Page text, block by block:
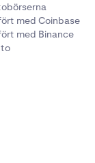
med Coinbase
med Binance